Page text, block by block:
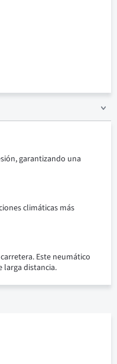
garantizando una
climáticas más
Este neumático
larga distancia.